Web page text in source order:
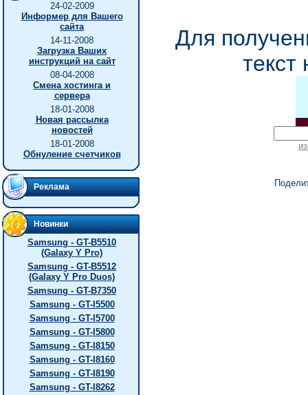
24-02-2009
Информер для Вашего
сайта
14-11-2008
Загрузка Ваших
инструкций на сайт
08-04-2008
Смена хостинга и
сервера
18-01-2008
Новая рассылка
новостей
18-01-2008
Обнуление счетчиков
Реклама
Новинки
Samsung - GT-B5510
(Galaxy Y Pro)
Samsung - GT-B5512
(Galaxy Y Pro Duos)
Samsung - GT-B7350
Samsung - GT-I5500
Samsung - GT-I5700
Samsung - GT-I5800
Samsung - GT-I8150
Samsung - GT-I8160
Samsung - GT-I8190
Samsung - GT-I8262
Для
текст